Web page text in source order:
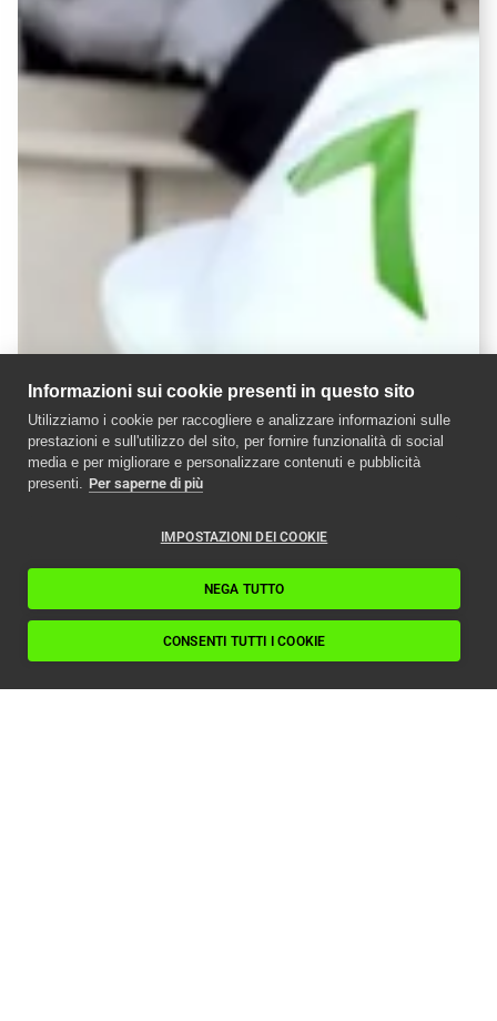
Informazioni sui cookie presenti in questo sito
Utilizziamo i cookie per raccogliere e analizzare informazioni sulle
prestazioni e sull'utilizzo del sito, per fornire funzionalità di social
media e per migliorare e personalizzare contenuti e pubblicità
presenti. Per saperne di più
IMPOSTAZIONI DEI COOKIE
NEGA TUTTO
CONSENTI TUTTI I COOKIE